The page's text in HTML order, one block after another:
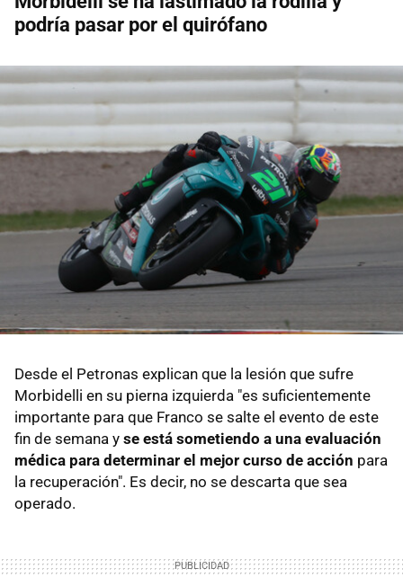
podría pasar por el quirófano
Desde el Petronas explican que la lesión que sufre
Morbidelli en su pierna izquierda "es suficientemente
importante para que Franco se salte el evento de este
fin de semana y se está sometiendo a una evaluación
médica para determinar el mejor curso de acción para
la recuperación". Es decir, no se descarta que sea
operado.